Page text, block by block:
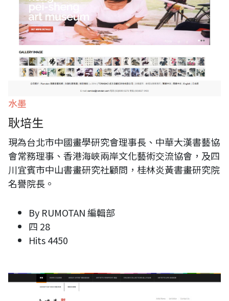
水墨
耿培生
現為台北市中國畫學研究會理事長、中華大漢書藝協
會常務理事、香港海峽兩岸文化藝術交流協會，及四
川宜賓市中山書畫研究社顧問，桂林炎黃書畫研究院
名譽院長。
By RUMOTAN 編輯部
四 28
Hits4450